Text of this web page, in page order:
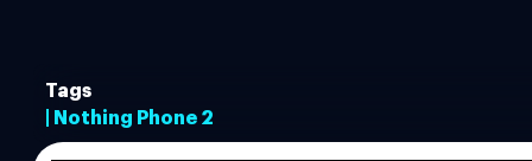
Tags
| Nothing Phone 2